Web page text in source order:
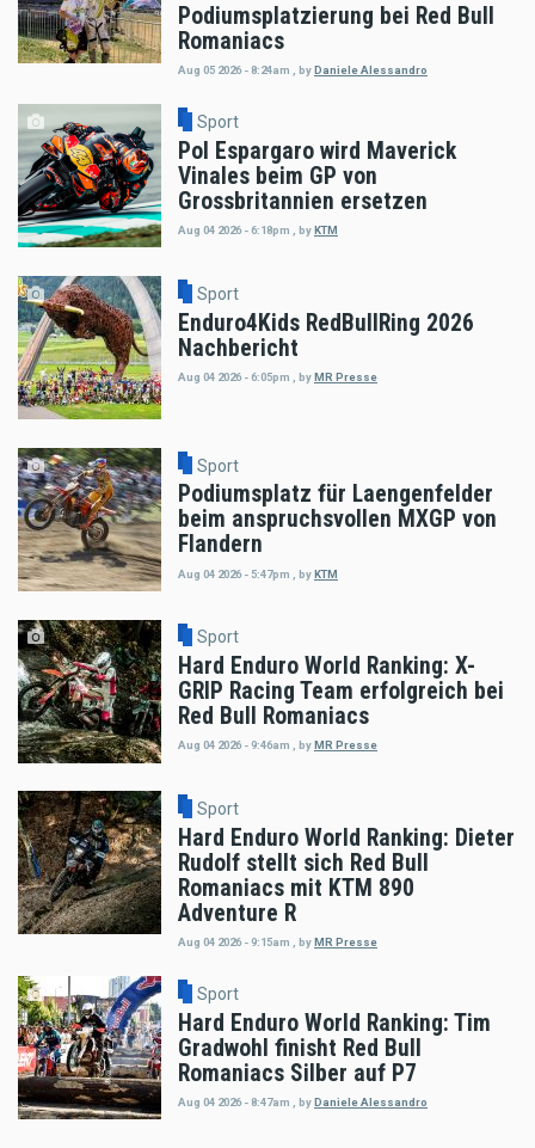
Podiumsplatzierung bei Red Bull
Romaniacs
Aug 05 2026 - 8:24am , by Daniele Alessandro
Sport
Pol Espargaro wird Maverick
Vinales beim GP von
Grossbritannien ersetzen
Aug 04 2026 - 6:18pm byKTM
Sport
Enduro4Kids RedBullRing 2026
Nachbericht
Aug 04 2026 - 6:05pm byMR Presse
Sport
Podiumsplatz für Laengenfelder
beim anspruchsvollen MXGP von
Flandern
Aug 04 2026 - 5:47pm byKTM
Sport
Hard Enduro World Ranking: X-
GRIP Racing Team erfolgreich bei
Red Bull Romaniacs
Aug 04 2026 - 9:46am , by MR Presse
Sport
Hard Enduro World Ranking: Dieter
Rudolf stellt sich Red Bull
Romaniacs mit KTM 890
Adventure R
Aug 04 2026 - 9:15am byMR Presse
Sport
Hard Enduro World Ranking: Tim
Gradwohl finisht Red Bull
Romaniacs Silber auf P7
Aug 04 2026 - 8:47am byDaniele Alessandro